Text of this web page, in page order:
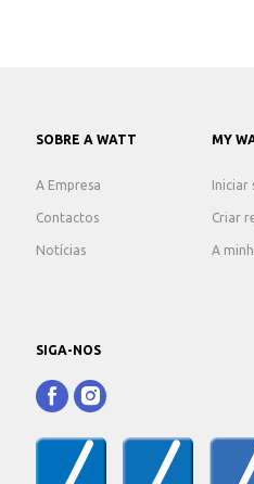
SOBRE A WATT
A Empresa
Contactos
Notícias
MY
Iniciar
Criar
A
SIGA-NOS